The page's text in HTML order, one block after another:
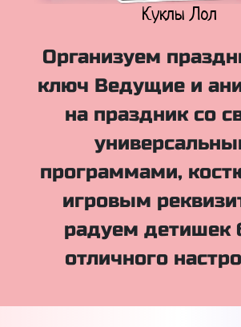
Куклы Лол
Организуем
ключ Ведущие и
на праздник со
программами,
игровым
радуем детишек
отличного